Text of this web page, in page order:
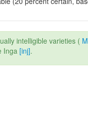
intelligible varieties (
Inga [inj].